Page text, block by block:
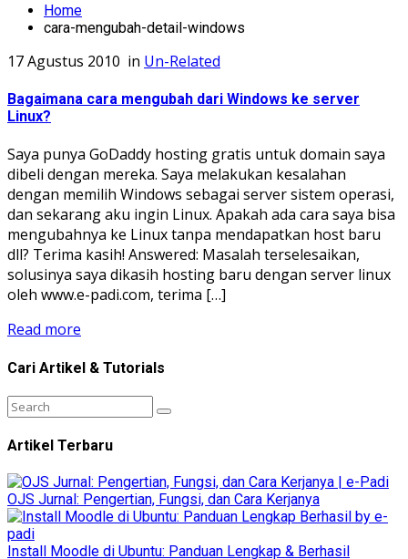
Home
cara-mengubah-detail-windows
17 Agustus 2010 in Un-Related
Bagaimana cara mengubah dari Windows ke server
Linux?
Saya punya GoDaddy hosting gratis untuk domain saya
dibeli dengan mereka. Saya melakukan kesalahan
dengan memilih Windows sebagai server sistem operasi,
dan sekarang aku ingin Linux. Apakah ada cara saya bisa
mengubahnya ke Linux tanpa mendapatkan host baru
dll? Terima kasih! Answered: Masalah terselesaikan,
solusinya saya dikasih hosting baru dengan server linux
oleh www.e-padi.com, terima […]
Read more
Cari Artikel & Tutorials
Artikel Terbaru
OJS Jurnal: Pengertian, Fungsi, dan Cara Kerjanya
Install Moodle di Ubuntu: Panduan Lengkap & Berhasil